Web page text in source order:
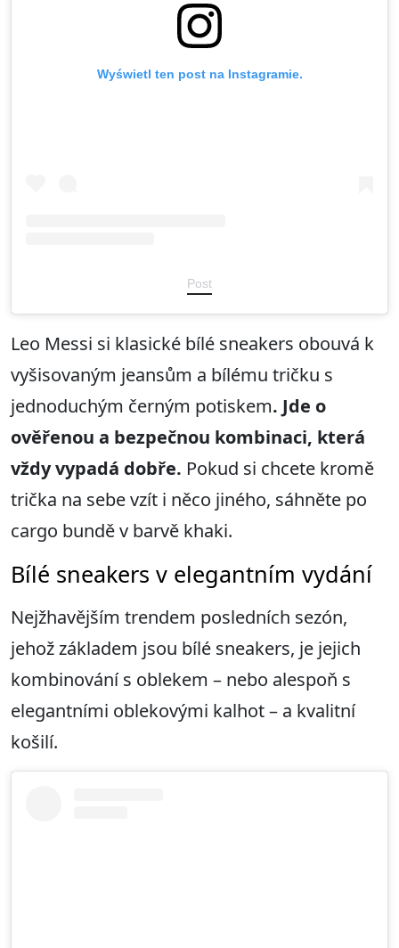
Wyświetl ten post na Instagramie.
Post
Leo Messi si klasické bílé sneakers obouvá k
vyšisovaným jeansům a bílému tričku s
jednoduchým černým potiskem. Jde o
ověřenou a bezpečnou kombinaci, která
vždy vypadá dobře. Pokud si chcete kromě
trička na sebe vzít i něco jiného, ​​sáhněte po
cargo bundě v barvě khaki.
Bílé sneakers v elegantním vydání
Nejžhavějším trendem posledních sezón,
jehož základem jsou bílé sneakers, je jejich
kombinování s oblekem – nebo alespoň s
elegantními oblekovými kalhot – a kvalitní
košilí.